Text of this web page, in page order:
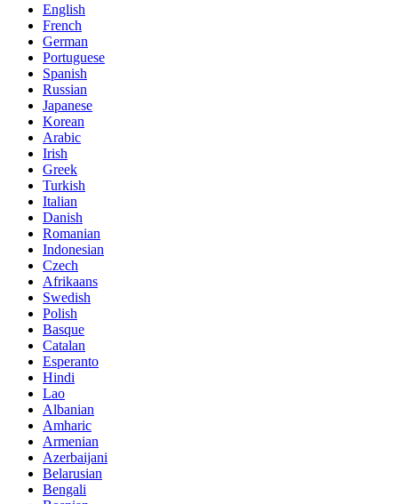
English
French
German
Portuguese
Spanish
Russian
Japanese
Korean
Arabic
Irish
Greek
Turkish
Italian
Danish
Romanian
Indonesian
Czech
Afrikaans
Swedish
Polish
Basque
Catalan
Esperanto
Hindi
Lao
Albanian
Amharic
Armenian
Azerbaijani
Belarusian
Bengali